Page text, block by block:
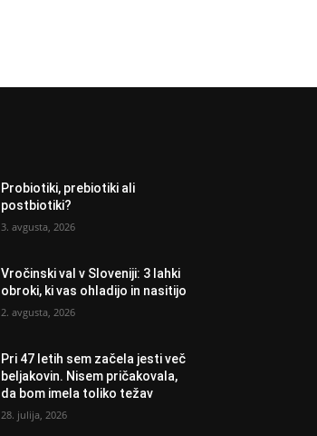
Probiotiki, prebiotiki ali
postbiotiki?
3. avgusta, 2026
Vročinski val v Sloveniji: 3 lahki
obroki, ki vas ohladijo in nasitijo
2. avgusta, 2026
Pri 47 letih sem začela jesti več
beljakovin. Nisem pričakovala,
da bom imela toliko težav
28. julija, 2026